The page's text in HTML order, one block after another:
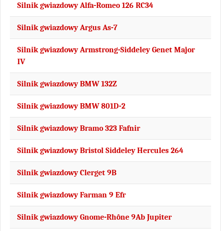
Silnik gwiazdowy Alfa-Romeo 126 RC34
Silnik gwiazdowy Argus As-7
Silnik gwiazdowy Armstrong-Siddeley Genet Major
IV
Silnik gwiazdowy BMW 132Z
Silnik gwiazdowy BMW 801D-2
Silnik gwiazdowy Bramo 323 Fafnir
Silnik gwiazdowy Bristol Siddeley Hercules 264
Silnik gwiazdowy Clerget 9B
Silnik gwiazdowy Farman 9 Efr
Silnik gwiazdowy Gnome-Rhône 9Ab Jupiter